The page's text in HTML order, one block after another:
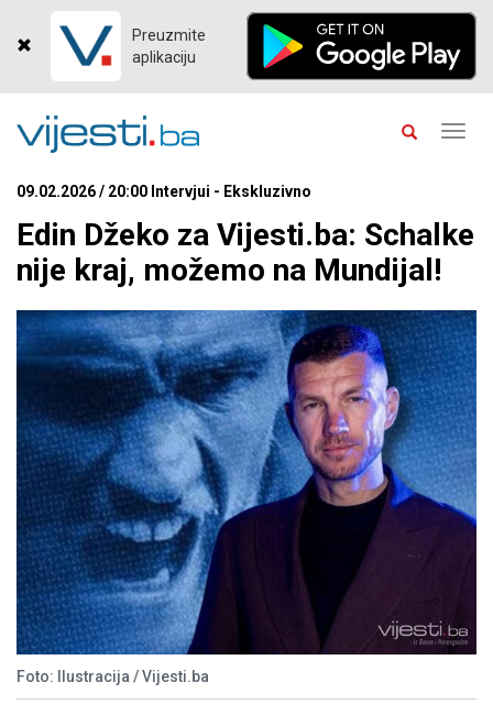
Preuzmite
aplikaciju
09.02.2026 / 20:00 Intervjui - Ekskluzivno
Edin Džeko za Vijesti.ba: Schalke
nije kraj, možemo na Mundijal!
Foto: Ilustracija / Vijesti.ba